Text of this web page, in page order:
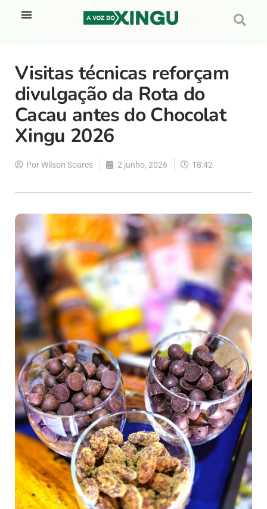
Visitas técnicas reforçam
divulgação da Rota do
Cacau antes do Chocolat
Xingu 2026
PorWilson Soares 2 junho, 2026 18:42